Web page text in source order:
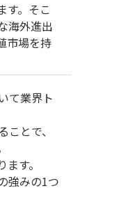
す。そこ
海外進出
市場を持
て業界ト
とで、
す。
強みの1つ